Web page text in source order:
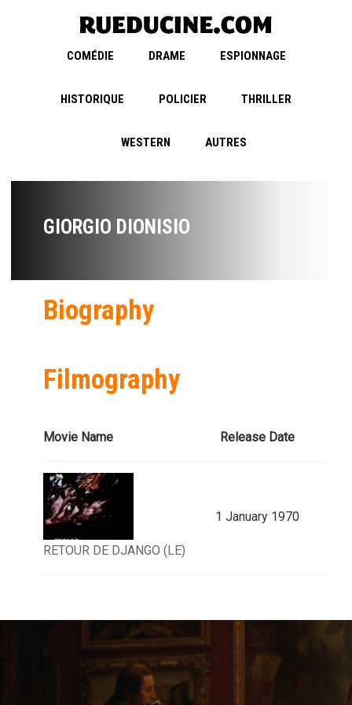
COMÉDIE DRAME ESPIONNAGE
HISTORIQUE POLICIER THRILLER
WESTERN AUTRES
GIORGIO DIONISIO
Biography
Filmography
Movie Name Release Date
RETOUR DE DJANGO (LE)
1 January 1970